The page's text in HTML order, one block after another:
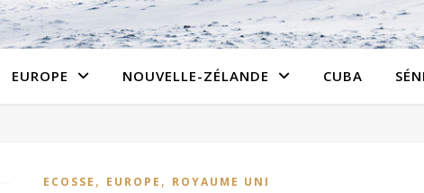
EUROPE NOUVELLE-ZÉLANDE CUBA
ECOSSE , EUROPE , ROYAUME UNI